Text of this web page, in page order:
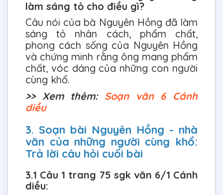
làm sáng tỏ cho điều gì?
Câu nói của bà Nguyên Hồng đã làm
sáng tỏ nhân cách, phẩm chất,
phong cách sống của Nguyên Hồng
và chứng minh rằng ông mang phẩm
chất, vóc dáng của những con người
cùng khổ.
>> Xem thêm: Soạn văn 6 Cánh
diều
3. Soạn bài Nguyên Hồng - nhà
văn của những người cùng khổ:
Trả lời câu hỏi cuối bài
3.1 Câu 1 trang 75 sgk văn 6/1 Cánh
diều: